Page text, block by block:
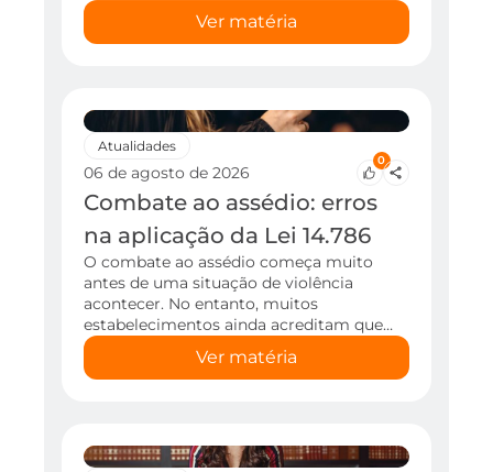
Ver matéria
Atualidades
06 de agosto de 2026
0
Combate ao assédio: erros
na aplicação da Lei 14.786
O combate ao assédio começa muito
antes de uma situação de violência
acontecer. No entanto, muitos
estabelecimentos ainda acreditam que…
Ver matéria